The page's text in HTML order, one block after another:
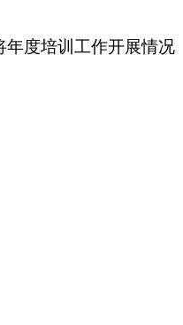
年度培训工作开展情况